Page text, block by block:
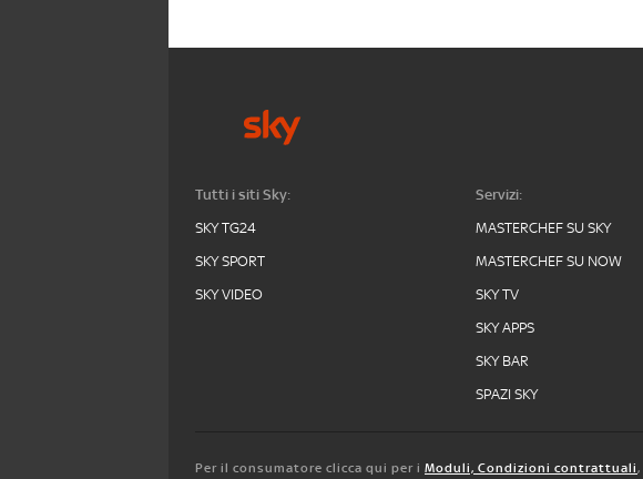
Tutti i siti Sky:
SKY TG24
SKY SPORT
SKY VIDEO
Servizi:
MASTERCHEF SU SKY
MASTERCHEF SU NOW
SKY TV
SKY APPS
SKY BAR
SPAZI SKY
Per il consumatore clicca qui per i Moduli, Condizioni contrattuali,